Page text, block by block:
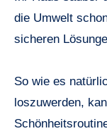
die Umwelt
sicheren
So wie es
loszuwerden,